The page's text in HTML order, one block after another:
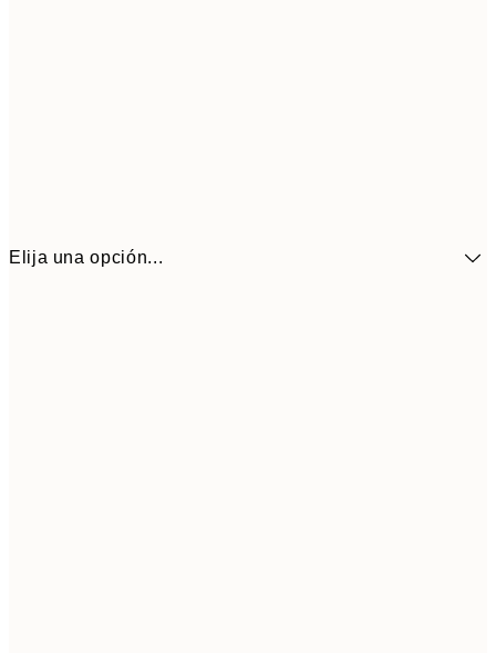
Elija una opción...